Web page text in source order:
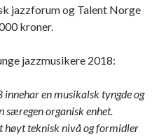
jazzforum og Talent Norge
kroner.
jazzmusikere 2018:
en musikalsk tyngde og
særegen organisk enhet.
høyt teknisk nivå og formidler